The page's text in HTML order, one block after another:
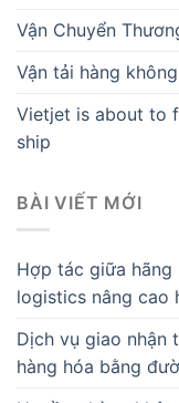
Vận Chuyển
Vận tải hàng không
Vietjet is about to
ship
BÀI VIẾT MỚI
Hợp tác giữa hãng
logistics nâng cao
Dịch vụ giao nhận
hàng hóa bằng